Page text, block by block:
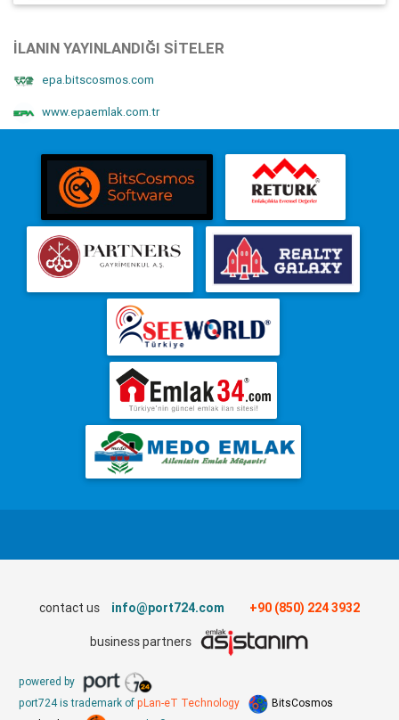
İLANIN YAYINLANDIĞI SITELER
epa.bitscosmos.com
www.epaemlak.com.tr
contact us info@port724.com +90 (850) 224 3932
business partners
powered by
port724 is trademark of pLan-eT Technology
BitsCosmos